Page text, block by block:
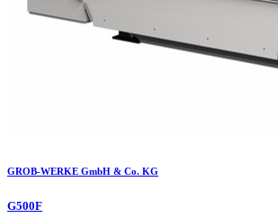
GROB-WERKE GmbH & Co. KG
G500F